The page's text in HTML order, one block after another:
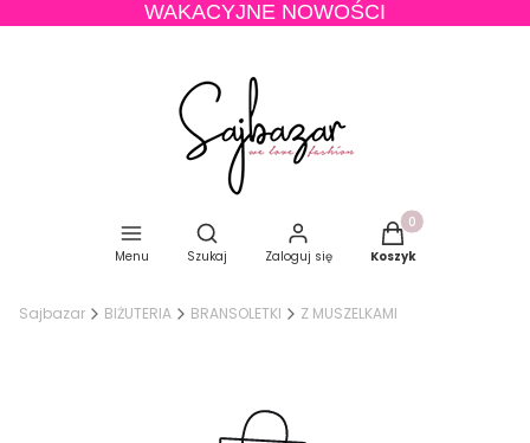
WAKACYJNE NOWOŚCI
Menu
Otwórz wyszukiwarkę
Szukaj Zaloguj się
Produkty w
Koszyk
Sajbazar BIŻUTERIA BRANSOLETKI Z MUSZELKAMI